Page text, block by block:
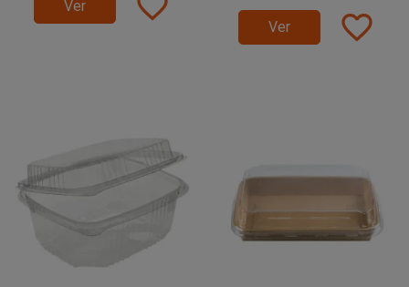
Ver
Ver favorite_border